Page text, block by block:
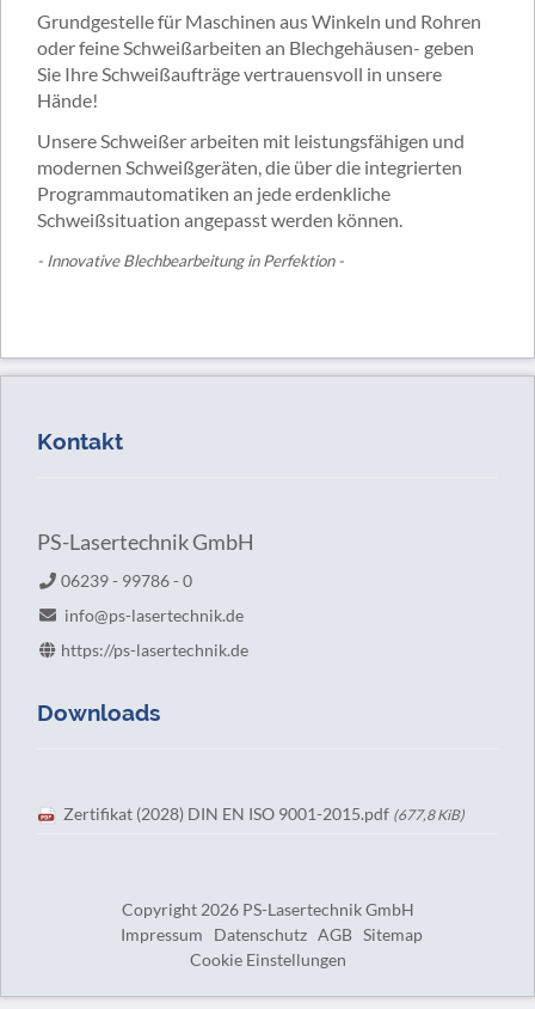
Grundgestelle für Maschinen aus Winkeln und Rohren
oder feine Schweißarbeiten an Blechgehäusen- geben
Sie Ihre Schweißaufträge vertrauensvoll in unsere
Hände!
Unsere Schweißer arbeiten mit leistungsfähigen und
modernen Schweißgeräten, die über die integrierten
Programmautomatiken an jede erdenkliche
Schweißsituation angepasst werden können.
- Innovative Blechbearbeitung in Perfektion-
Kontakt
PS-Lasertechnik GmbH
06239 - 99786 - 0
info@ps-lasertechnik.de
https://ps-lasertechnik.de
Downloads
Zertifikat (2028) DIN EN ISO 9001-2015.pdf (677,8 KiB)
Copyright 2026 PS-Lasertechnik GmbH
Navigation
überspringen
Impressum Datenschutz AGB Sitemap
Cookie Einstellungen